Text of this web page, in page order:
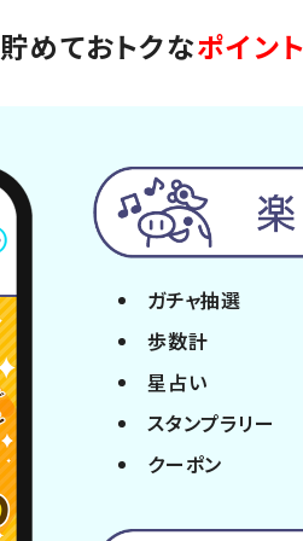
貯めておトクなポイン
ガチャ抽選
歩数計
星占い
スタンプラリー
クーポン